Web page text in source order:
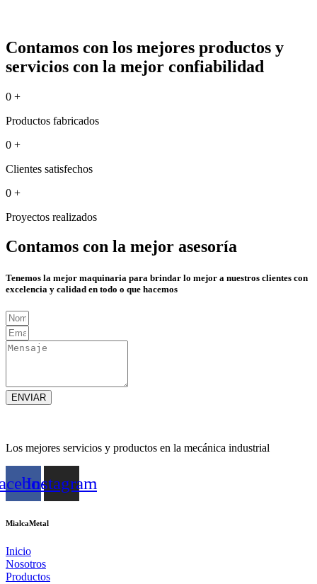
Contamos con los mejores productos y
servicios con la mejor confiabilidad
0 +
Productos fabricados
0 +
Clientes satisfechos
0 +
Proyectos realizados
Contamos con la mejor asesoría
Tenemos la mejor maquinaria para brindar lo mejor a nuestros clientes con
excelencia y calidad en todo o que hacemos
ENVIAR
Los mejores servicios y productos en la mecánica industrial
Instagram
MialcaMetal
Inicio
Nosotros
Productos